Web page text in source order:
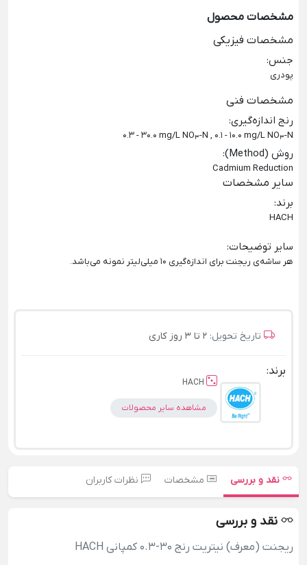
مشخصات محصول
مشخصات فیزیکی
جنس:
پودری
مشخصات فنی
رنج اندازه‌گیری:
0.3 - 30.0 mg/L NO3-N , 0.1 - 10.0 mg/L NO3-N
روش (Method) :
Cadmium Reduction
سایر مشخصات
برند:
HACH
سایر توضیحات:
هر ساشه‌ی ریجنت برای اندازه‌گیری 10 میلی‌لیتر نمونه می‌باشد.
تاریخ تحویل: 2 تا 3 روز کاری
برند:
HACH
مشاهده سایر محصولات
نقد و بررسی مشخصات نظرات کاربران
نقد و بررسی
ریجنت (معرف) نیتریت رنج 30-0.3 کمپانی HACH